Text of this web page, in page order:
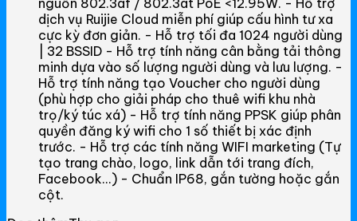
NetMax Router
NetMax Switch
NetMax WiFi
Phụ Kiện NetMax
Huawei
nguồn 802.3af / 802.3at PoE <12.95W. - Hỗ trợ
dịch vụ Ruijie Cloud miễn phí giúp cấu hình tư xa
cực kỳ đơn giản. - Hỗ trợ tối đa 1024 người dùng
| 32 BSSID - Hỗ trợ tính năng cân bằng tải thông
minh dựa vào số lượng người dùng và lưu lượng. -
Hỗ trợ tính năng tạo Voucher cho người dùng
(phù hợp cho giải pháp cho thuê wifi khu nhà
trọ/ký túc xá) - Hỗ trợ tính năng PPSK giúp phân
quyền đăng ký wifi cho 1 số thiết bị xác định
trước. - Hỗ trợ các tính năng WIFI marketing (Tự
tạo trang chào, logo, link dẫn tới trang đích,
Facebook...) - Chuẩn IP68, gắn tường hoặc gắn
cột.